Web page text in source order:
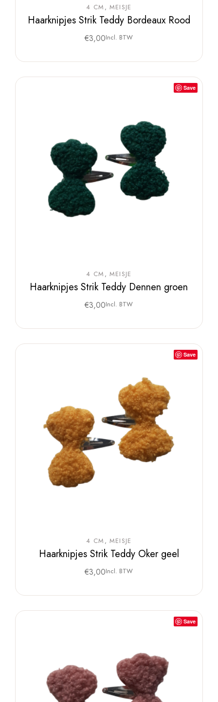
4 CM MEISJE
Haarknipjes Strik Teddy Bordeaux Rood
€3,00Incl. BTW
Save
4 CM MEISJE
Haarknipjes Strik Teddy Dennen groen
€3,00Incl. BTW
Save
4 CM MEISJE
Haarknipjes Strik Teddy Oker geel
€3,00Incl. BTW
Save